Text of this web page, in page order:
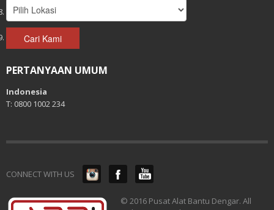
Cari Kami
PERTANYAAN UMUM
Indonesia
T: 0800 1002 234
CONNECT WITH US
© 2016 Pusat Alat Bantu Dengar. All